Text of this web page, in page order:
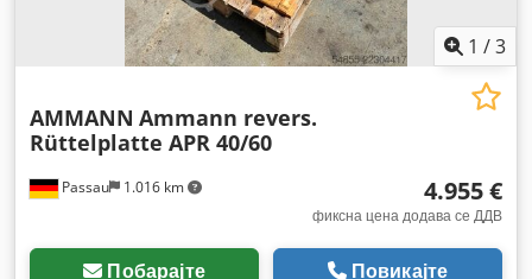
1 /3
Passau 1.016 km
AMMANN Ammann revers.
Rüttelplatte APR 40/60
4.955 €
фиксна цена додава се ДДВ
Побарајте Повикајте